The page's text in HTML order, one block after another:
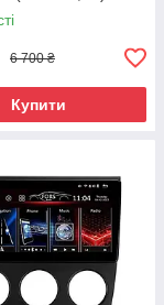
6 700 ₴
Купити